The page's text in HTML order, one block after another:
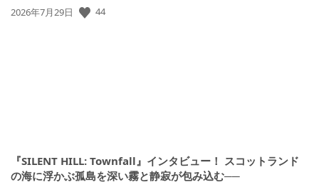
公
2026年7月29日 44
『SILENT HILL: Townfall』インタビュー！ スコットランド
の海に浮かぶ孤島を深い霧と静寂が包み込む──